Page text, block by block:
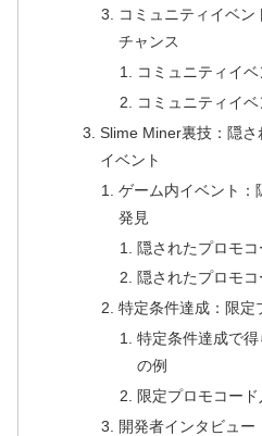
コミュニティイベ
チャンス
コミュニティイ
コミュニティイ
Slime Miner裏技：隠
イベント
ゲーム内イベント：
発見
隠されたプロモ
隠されたプロモ
特定条件達成：限定
特定条件達成で
の例
限定プロモコー
開発者インタビュー